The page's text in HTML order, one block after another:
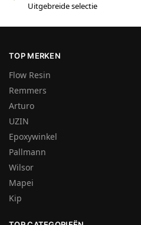
Uitgebreide selectie
TOP MERKEN
Flow Resin
Remmers
Arturo
UZIN
Epoxywinkel
Pallmann
Wilsor
Mapei
Kip